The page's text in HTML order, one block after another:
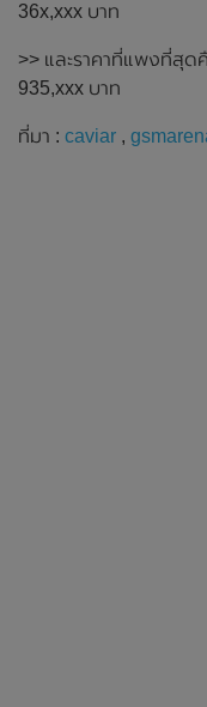
36x,xxx บาท
>> และราคาที่แพงที่สุ
935,xxx บาท
ที่มา : caviar ,